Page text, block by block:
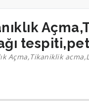
Açma,Tikaniklik